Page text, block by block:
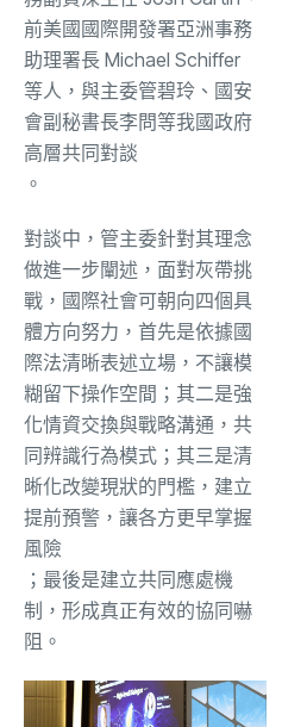
前美國國際開發署亞洲事務
助理署長 Michael Schiffer
等人，與主委管碧玲、國安
會副秘書長李問等我國政府
高層共同對談
。
對談中，管主委針對其理念
做進一步闡述，面對灰帶挑
戰，國際社會可朝向四個具
體方向努力，首先是依據國
際法清晰表述立場，不讓模
糊留下操作空間；其二是強
化情資交換與戰略溝通，共
同辨識行為模式；其三是清
晰化改變現狀的門檻，建立
提前預警，讓各方更早掌握
風險
；最後是建立共同應處機
制，形成真正有效的協同嚇
阻。